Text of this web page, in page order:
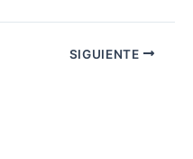
SIGUIENTE